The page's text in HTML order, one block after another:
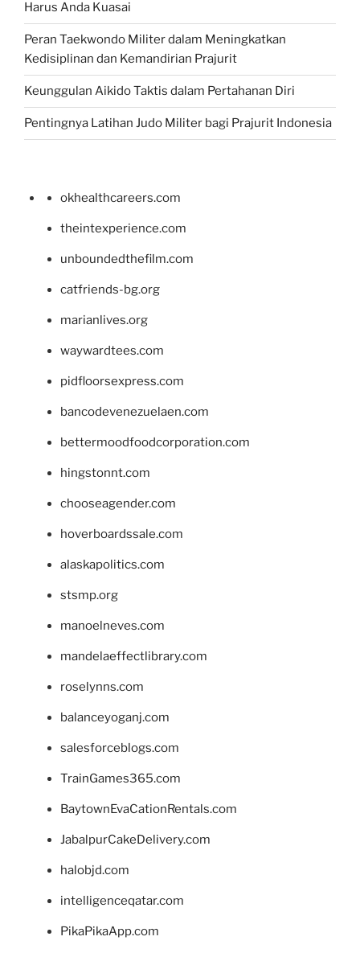
Harus Anda Kuasai
Peran Taekwondo Militer dalam Meningkatkan
Kedisiplinan dan Kemandirian Prajurit
Keunggulan Aikido Taktis dalam Pertahanan Diri
Pentingnya Latihan Judo Militer bagi Prajurit Indonesia
okhealthcareers.com
theintexperience.com
unboundedthefilm.com
catfriends-bg.org
marianlives.org
waywardtees.com
pidfloorsexpress.com
bancodevenezuelaen.com
bettermoodfoodcorporation.com
hingstonnt.com
chooseagender.com
hoverboardssale.com
alaskapolitics.com
stsmp.org
manoelneves.com
mandelaeffectlibrary.com
roselynns.com
balanceyoganj.com
salesforceblogs.com
TrainGames365.com
BaytownEvaCationRentals.com
JabalpurCakeDelivery.com
halobjd.com
intelligenceqatar.com
PikaPikaApp.com